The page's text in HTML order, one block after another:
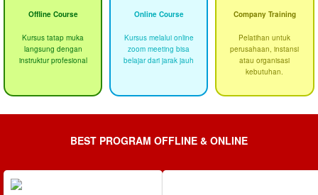
Offline Course
Kursus tatap muka
langsung dengan
instruktur profesional
Online Course
Kursus melalui online
zoom meeting bisa
belajar dari jarak jauh
Company Training
Pelatihan untuk
perusahaan, instansi
atau organisasi
kebutuhan.
BEST PROGRAM OFFLINE & ONLINE